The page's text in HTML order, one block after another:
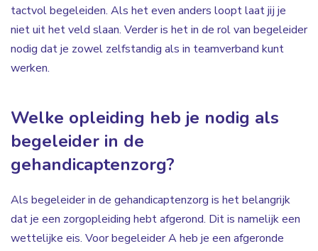
tactvol begeleiden. Als het even anders loopt laat jij je
niet uit het veld slaan. Verder is het in de rol van begeleider
nodig dat je zowel zelfstandig als in teamverband kunt
werken.
Welke opleiding heb je nodig als
begeleider in de
gehandicaptenzorg?
Als begeleider in de gehandicaptenzorg is het belangrijk
dat je een zorgopleiding hebt afgerond. Dit is namelijk een
wettelijke eis. Voor begeleider A heb je een afgeronde